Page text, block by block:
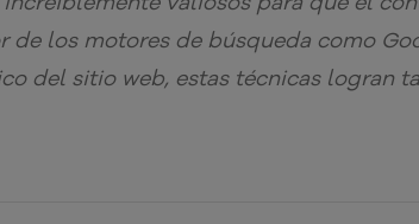
de los motores de búsqueda como
del sitio web, estas técnicas logran